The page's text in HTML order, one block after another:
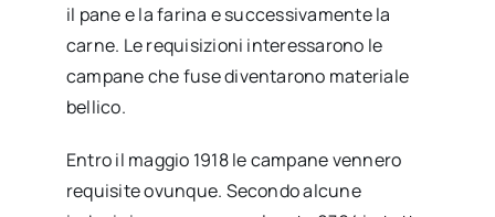
il pane e la farina e successivamente la
carne. Le requisizioni interessarono le
campane che fuse diventarono materiale
bellico.
Entro il maggio 1918 le campane vennero
requisite ovunque. Secondo alcune